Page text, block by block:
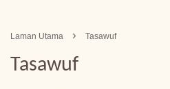
Laman Utama › Tasawuf
Tasawuf